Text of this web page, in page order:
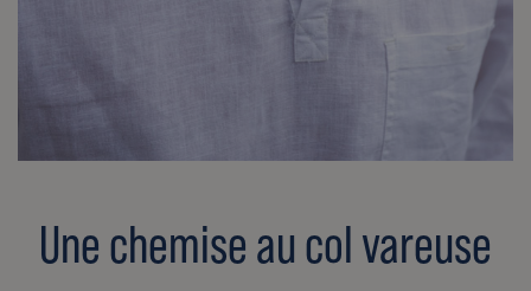
Une chemise au col vareuse